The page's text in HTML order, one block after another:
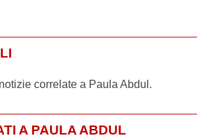
correlate a Paula Abdul.
A PAULA ABDUL